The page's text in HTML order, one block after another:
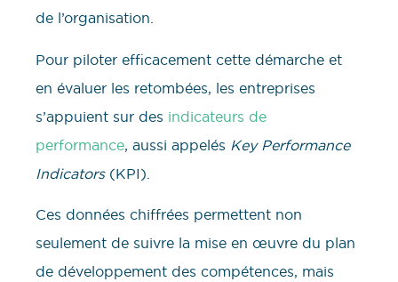
de l’organisation.
Pour piloter efficacement cette démarche et
en évaluer les retombées, les entreprises
s’appuient sur des indicateurs de
performance, aussi appelés Key Performance
Indicators(KPI).
Ces données chiffrées permettent non
seulement de suivre la mise en œuvre du plan
de développement des compétences, mais